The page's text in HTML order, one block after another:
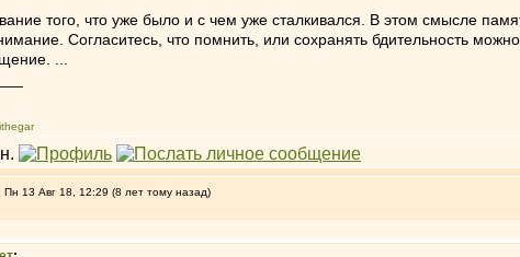
того, что уже было и с чем уже сталкивался. В этом смысле
Согласитесь, что помнить, или сохранять бдительность
...
Пн 13 Авг 18, 12:29 (8 лет тому назад)